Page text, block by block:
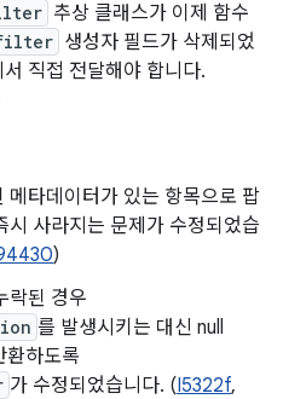
추상 클래스가 이제 함수
생성자 필드가 삭제되었
직접 전달해야 합니다.
메타데이터가 있는 항목으로 팝
시 사라지는 문제가 수정되었습
)
락된 경우
를 발생시키는 대신 null
환하도록
가 수정되었습니다. (I5322f,